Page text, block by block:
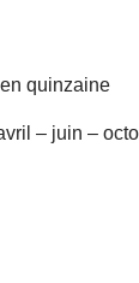
quinzaine
– juin –